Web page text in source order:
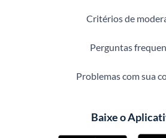
Critérios de
Perguntas
Problemas com sua
Baixe o